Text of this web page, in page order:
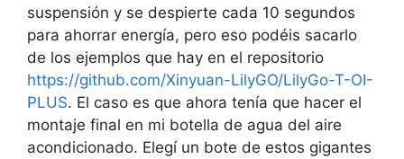
suspensión y se despierte cada 10 segundos
para ahorrar energía, pero eso podéis sacarlo
de los ejemplos que hay en el repositorio
https://github.com/Xinyuan-LilyGO/LilyGo-T-OI-
PLUS. El caso es que ahora tenía que hacer el
montaje final en mi botella de agua del aire
acondicionado. Elegí un bote de estos gigantes